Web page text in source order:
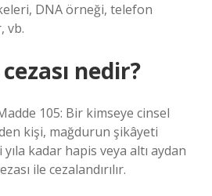
DNA örneği, telefon
vb.
nedir?
105: Bir kimseye cinsel
kişi, mağdurun şikâyeti
kadar hapis veya altı aydan
ile cezalandırılır.